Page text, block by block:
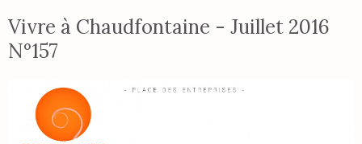
Vivre à Chaudfontaine - Juillet 2016
N°157